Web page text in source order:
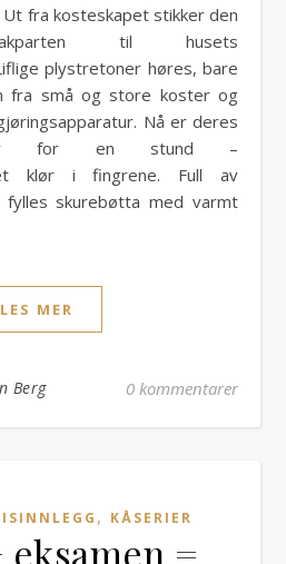
fra kosteskapet stikker den
til husets
plystretoner høres, bare
fra små og store koster og
Nå er deres
for en stund –
klør i fingrene. Full av
skurebøtta med varmt
LES MER
Berg 0 kommentarer
, KÅSERIER
eksamen =